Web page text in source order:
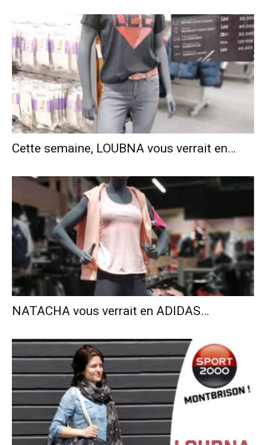
Cette semaine, LOUBNA vous verrait en…
NATACHA vous verrait en ADIDAS…